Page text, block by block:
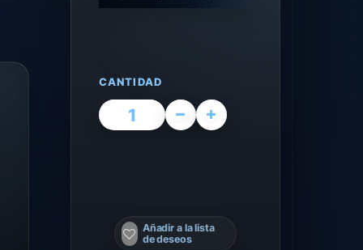
CANTIDAD
Añadir a la lista
de deseos